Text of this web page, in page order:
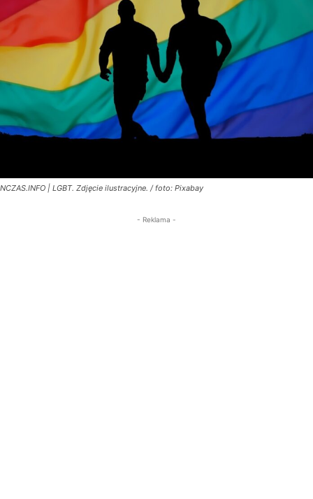
NCZAS.INFO | LGBT. Zdjęcie ilustracyjne. / foto: Pixabay
- Reklama -